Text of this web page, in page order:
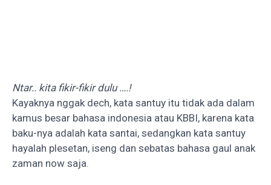
Ntar.. kita fikir-fikir dulu ….!
Kayaknya nggak dech, kata santuy itu tidak ada dalam
kamus besar bahasa indonesia atau KBBI, karena kata
baku-nya adalah kata santai, sedangkan kata santuy
hayalah plesetan, iseng dan sebatas bahasa gaul anak
zaman now saja.